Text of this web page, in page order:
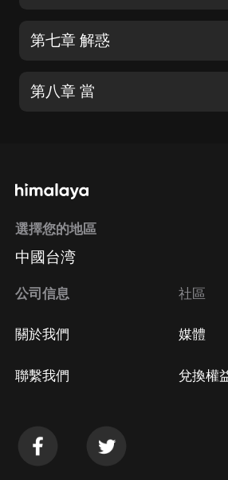
第七章 解惑
第八章 當
選擇您的地區
中國台湾
公司信息
關於我們
聯繫我們
社區
媒體
兌換權